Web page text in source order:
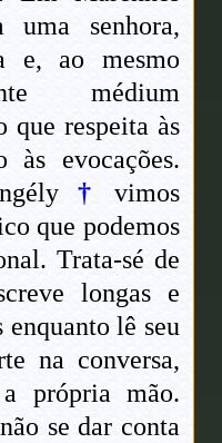
uma senhora,
e, ao mesmo
médium
que respeita às
às evocações.
†
vimos
que podemos
Trata-sé de
longas e
enquanto lê seu
na conversa,
própria mão.
se dar conta